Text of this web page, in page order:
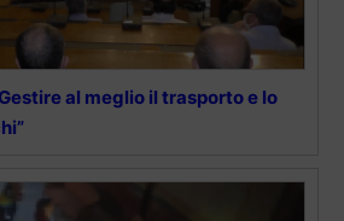
al meglio il trasporto e lo